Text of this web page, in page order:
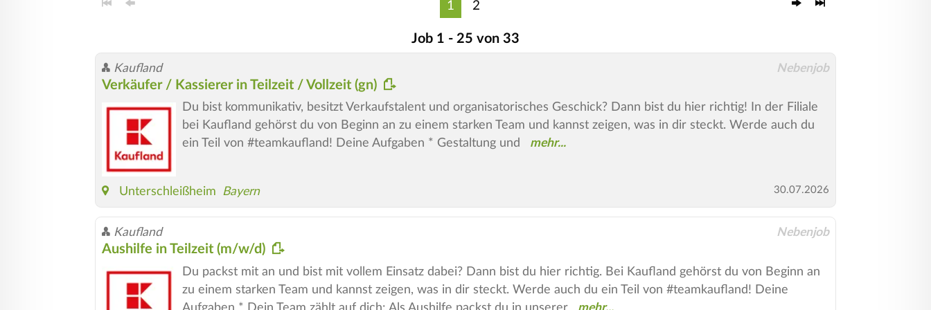
1 2
Job 1 - 25 von 33
Kaufland Nebenjob
Verkäufer / Kassierer in Teilzeit / Vollzeit (gn)
Du bist kommunikativ, besitzt Verkaufstalent und organisatorisches Geschick? Dann bist du hier richtig! In der Filiale
bei Kaufland gehörst du von Beginn an zu einem starken Team und kannst zeigen, was in dir steckt. Werde auch du
ein Teil von #teamkaufland! Deine Aufgaben * Gestaltung und
Unterschleißheim Bayern 30.07.2026
Kaufland Nebenjob
Aushilfe in Teilzeit (m/w/d)
Du packst mit an und bist mit vollem Einsatz dabei? Dann bist du hier richtig. Bei Kaufland gehörst du von Beginn an
zu einem starken Team und kannst zeigen, was in dir steckt. Werde auch du ein Teil von #teamkaufland! Deine
Aufgaben * Dein Team zählt auf dich: Als Aushilfe packst du in unserer